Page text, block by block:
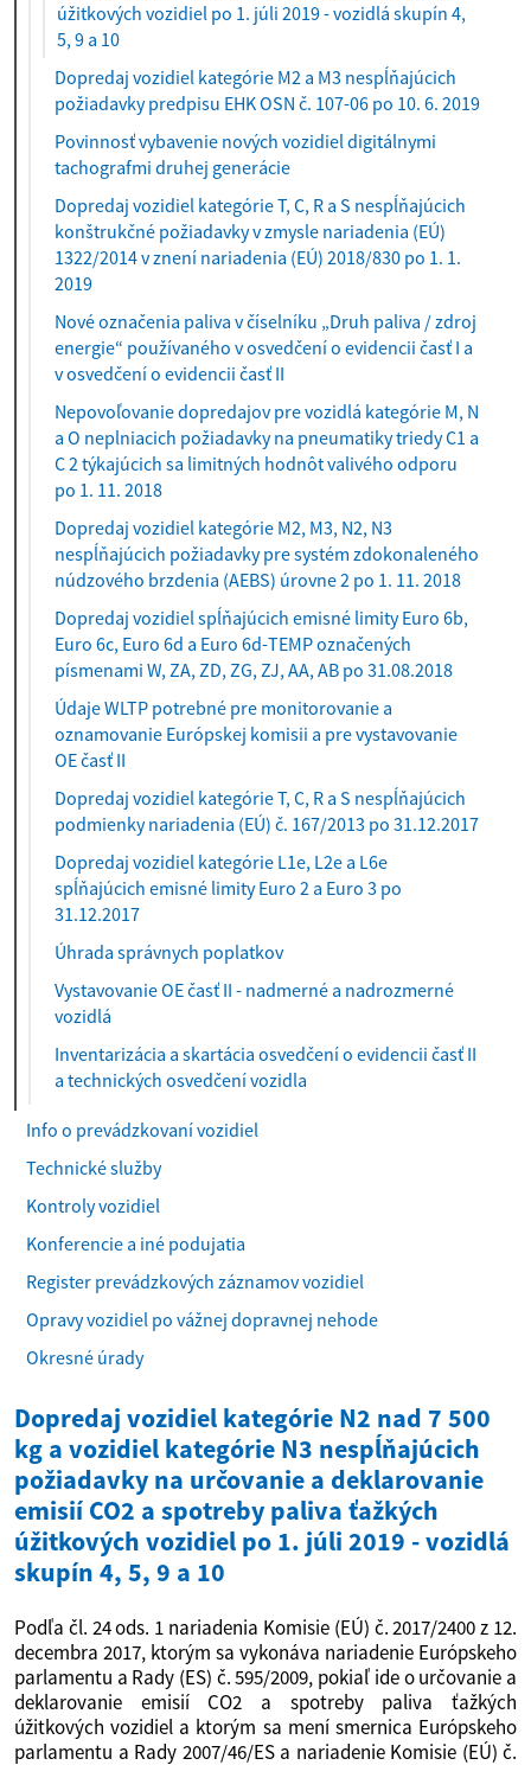
úžitkových vozidiel po 1. júli 2019 - vozidlá skupín 4,
5, 9 a 10(
k
t
u
á
n
e
Dopredaj vozidiel kategórie M2 a M3 nespĺňajúcich
požiadavky predpisu EHK OSN č. 107-06 po 10. 6. 2019
Povinnosť vybavenie nových vozidiel digitálnymi
tachografmi druhej generácie
Dopredaj vozidiel kategórie T, C, R a S nespĺňajúcich
konštrukčné požiadavky v zmysle nariadenia (EÚ)
1322/2014 v znení nariadenia (EÚ) 2018/830 po 1. 1.
2019
Nové označenia paliva v číselníku „Druh paliva / zdroj
energie“ používaného v osvedčení o evidencii časť I a
v osvedčení o evidencii časť II
Nepovoľovanie dopredajov pre vozidlá kategórie M, N
a O neplniacich požiadavky na pneumatiky triedy C1 a
C 2 týkajúcich sa limitných hodnôt valivého odporu
po 1. 11. 2018
Dopredaj vozidiel kategórie M2, M3, N2, N3
nespĺňajúcich požiadavky pre systém zdokonaleného
núdzového brzdenia (AEBS) úrovne 2 po 1. 11. 2018
Dopredaj vozidiel spĺňajúcich emisné limity Euro 6b,
Euro 6c, Euro 6d a Euro 6d-TEMP označených
písmenami W, ZA, ZD, ZG, ZJ, AA, AB po 31.08.2018
Údaje WLTP potrebné pre monitorovanie a
oznamovanie Európskej komisii a pre vystavovanie
OE časť II
Dopredaj vozidiel kategórie T, C, R a S nespĺňajúcich
podmienky nariadenia (EÚ) č. 167/2013 po 31.12.2017
Dopredaj vozidiel kategórie L1e, L2e a L6e
spĺňajúcich emisné limity Euro 2 a Euro 3 po
31.12.2017
Úhrada správnych poplatkov
Vystavovanie OE časť II - nadmerné a nadrozmerné
vozidlá
Inventarizácia a skartácia osvedčení o evidencii časť II
a technických osvedčení vozidla
Info o prevádzkovaní vozidiel
Technické služby
Kontroly vozidiel
Konferencie a iné podujatia
Register prevádzkových záznamov vozidiel
Opravy vozidiel po vážnej dopravnej nehode
Okresné úrady
Dopredaj vozidiel kategórie N2 nad 7 500
kg a vozidiel kategórie N3 nespĺňajúcich
požiadavky na určovanie a deklarovanie
emisií CO2 a spotreby paliva ťažkých
úžitkových vozidiel po 1. júli 2019 - vozidlá
skupín 4, 5, 9 a 10
Podľa čl. 24 ods. 1 nariadenia Komisie (EÚ) č. 2017/2400 z 12.
decembra 2017, ktorým sa vykonáva nariadenie Európskeho
parlamentu a Rady (ES) č. 595/2009, pokiaľ ide o určovanie a
deklarovanie emisií CO2 a spotreby paliva ťažkých
úžitkových vozidiel a ktorým sa mení smernica Európskeho
parlamentu a Rady 2007/46/ES a nariadenie Komisie (EÚ) č.